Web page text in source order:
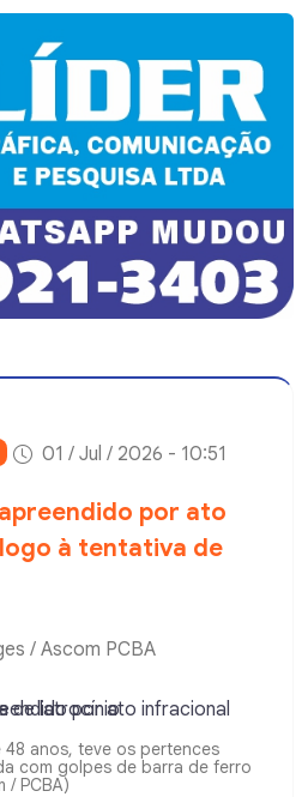
01 / Jul / 2026 - 10:51
por ato
à tentativa de
/ Ascom PCBA
48 anos, teve os pertences
com golpes de barra de ferro
/ PCBA)